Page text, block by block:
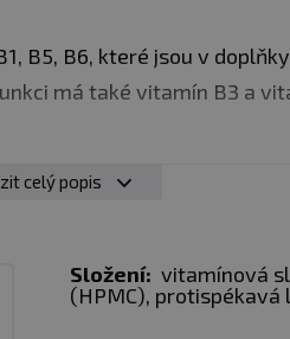
B5, B6, které jsou v
má také vitamín B3 a
vitamínu B1, B5 a B6
dostatečným množstvím
celý popis
Složení: vitamínová
(HPMC),